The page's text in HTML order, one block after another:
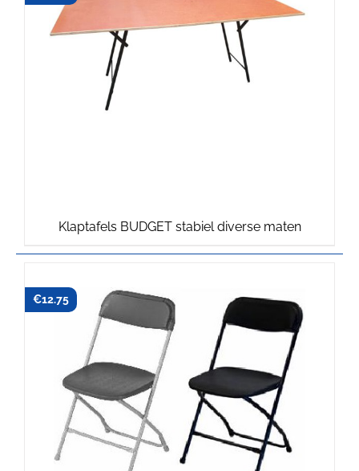
Klaptafels BUDGET stabiel diverse maten
€12.75